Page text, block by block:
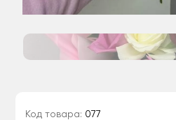
Код товара: 077